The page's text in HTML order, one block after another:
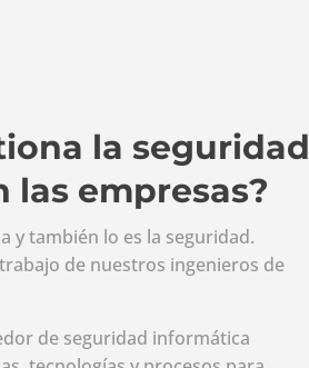
la seguridad
empresas?
y también lo es la seguridad.
de nuestros ingenieros de
de seguridad informática